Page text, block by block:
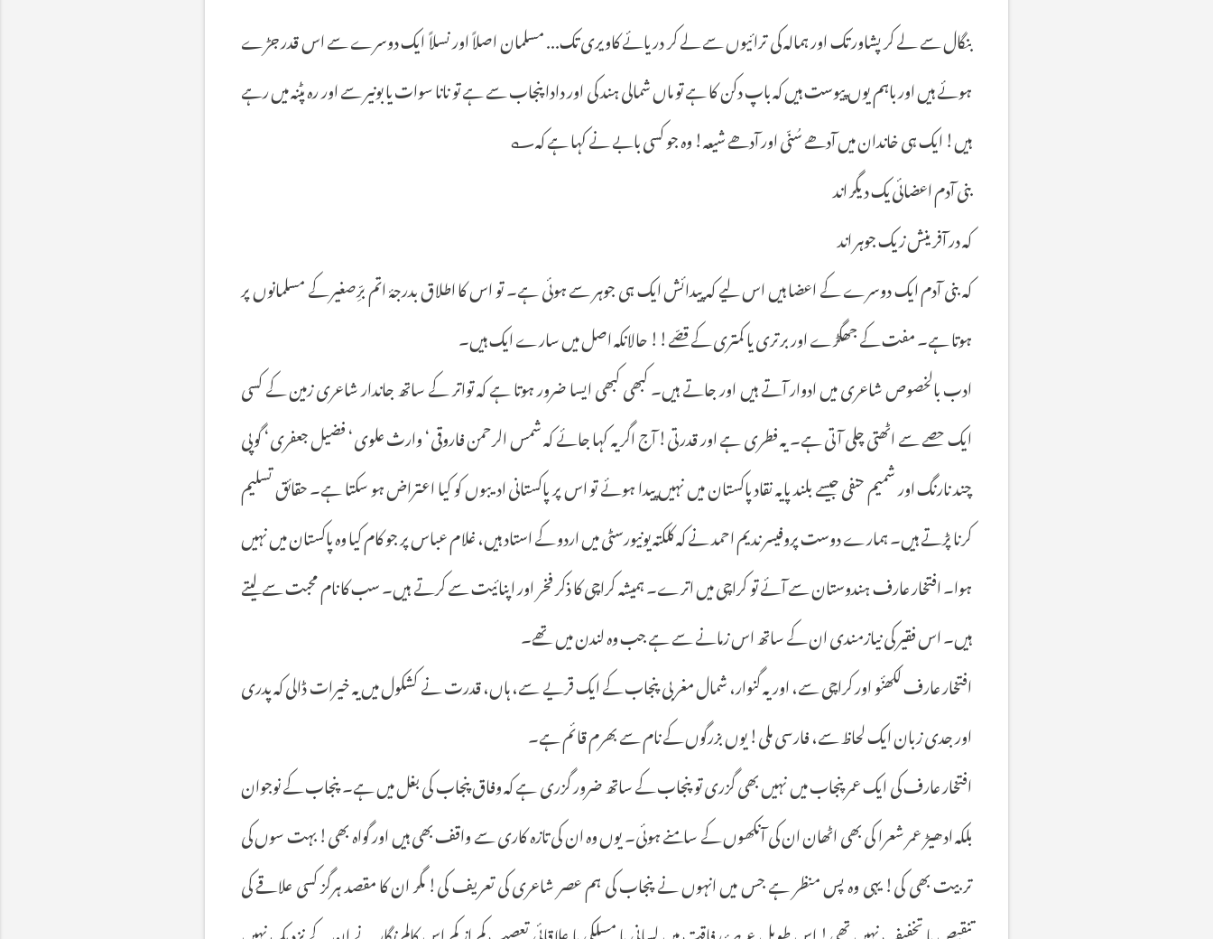
بنگال سے لے کر پشاور تک اور ہمالہ کی ترائیوں سے لے کر دریائے کاویری تک... مسلمان اصلاً اور نسلاً ایک دوسرے سے اس قدر جڑے
ہوئے ہیں اور باہم یوں پیوست ہیں کہ باپ دکن کا ہے تو ماں شمالی ہند کی اور دادا پنجاب سے ہے تو نانا سوات یا بونیر سے اور رہ پٹنہ میں رہے
ہیں! ایک ہی خاندان میں آدھے سُنّی اور آدھے شیعہ! وہ جو کسی بابے نے کہا ہے کہ؎
بنی آدم اعضائی یک دیگر اند
کہ در آفرینش ز یک جوہر اند
کہ بنی آدم ایک دوسرے کے اعضا ہیں اس لیے کہ پیدائش ایک ہی جوہر سے ہوئی ہے۔ تو اس کا اطلاق بدرجۂ اتم برِّصغیر کے مسلمانوں پر
ہوتا ہے۔ مفت کے جھگڑے اور برتری یا کمتری کے قصّے!! حالانکہ اصل میں سارے ایک ہیں۔
ادب بالخصوص شاعری میں ادوار آتے ہیں اور جاتے ہیں۔ کبھی کبھی ایسا ضرور ہوتا ہے کہ تواتر کے ساتھ جاندار شاعری زمین کے کسی
ایک حصے سے اٹھتی چلی آتی ہے۔ یہ فطری ہے اور قدرتی! آج اگر یہ کہا جائے کہ شمس الرحمن فاروقی‘ وارث علوی‘ فضیل جعفری‘ گوپی
چند نارنگ اور شمیم حنفی جیسے بلند پایہ نقاد پاکستان میں نہیں پیدا ہوئے تو اس پر پاکستانی ادیبوں کو کیا اعتراض ہو سکتا ہے۔ حقائق تسلیم
کرنا پڑتے ہیں۔ ہمارے دوست پروفیسر ندیم احمد نے کہ کلکتہ یونیورسٹی میں اردو کے استاد ہیں، غلام عباس پر جو کام کیا وہ پاکستان میں نہیں
ہوا۔ افتخار عارف ہندوستان سے آئے تو کراچی میں اترے۔ ہمیشہ کراچی کا ذکر فخر اور اپنائیت سے کرتے ہیں۔ سب کا نام محبت سے لیتے
ہیں۔ اس فقیر کی نیازمندی ان کے ساتھ اس زمانے سے ہے جب وہ لندن میں تھے۔
افتخار عارف لکھنٔو اور کراچی سے، اور یہ گنوار، شمال مغربی پنجاب کے ایک قریے سے، ہاں، قدرت نے کشکول میں یہ خیرات ڈالی کہ پدری
اور جدی زبان ایک لحاظ سے، فارسی ملی! یوں بزرگوں کے نام سے بھرم قائم ہے۔
افتخار عارف کی ایک عمر پنجاب میں نہیں بھی گزری تو پنجاب کے ساتھ ضرور گزری ہے کہ وفاق پنجاب کی بغل میں ہے۔ پنجاب کے نوجوان
بلکہ ادھیڑ عمر شعرا کی بھی اٹھان ان کی آنکھوں کے سامنے ہوئی۔ یوں وہ ان کی تازہ کاری سے واقف بھی ہیں اور گواہ بھی! بہت سوں کی
تربیت بھی کی! یہی وہ پس منظر ہے جس میں انہوں نے پنجاب کی ہم عصر شاعری کی تعریف کی! مگر ان کا مقصد ہرگز کسی علاقے کی